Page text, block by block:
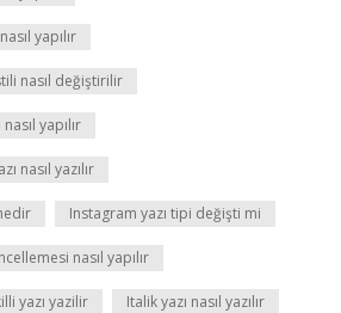
yapılır
nasıl değiştirilir
yapılır
nasıl yazılır
Instagram yazı tipi değişti mi
nasıl yapılır
yazı yazilir Italik yazı nasıl yazılır